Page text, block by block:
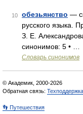
10 обезьянство —
русского языка.
З. Е.
синонимов: 5 • …
Словарь синонимов
© Академик, 2000-2026
Обратная связь: Техподдержка
👣 Путешествия